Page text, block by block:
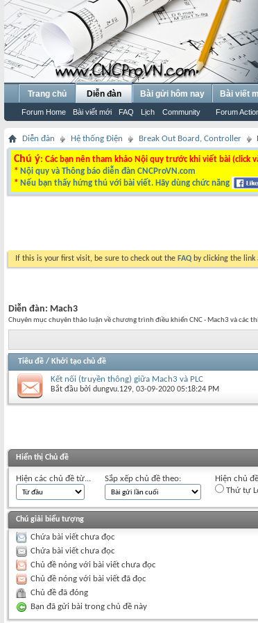
Trang chủ Diễn đàn
Forum Home Bài viết mới FAQ Lịch Community Forum
Bài gửi hôm nay Bài viết
Diễn đàn Hệ thống Điện Break Out Board, Controller
Chú ý: Các bạn nên tham khảo Nội quy trước khi viết bài (click
* Nội quy và Thông báo diễn đàn CNCProVN.com
* Nếu bạn thấy hứng thú với bài viết. Hãy dùng chức năng
If this is your first visit, be sure to check out the FAQ by clicking the link
Diễn đàn: Mach3
Chuyên mục chuyên thảo luận về chương trình điều khiển CNC - Mach3 và các
Tiêu đề / Khởi tạo chủ đề
Kết nối (truyền thông) giữa Mach3 và PLC
Bắt đầu bởi dungvu.129‎, 03-09-2020 05:18:24 PM
Hiển thị Chủ đề
Hiện các chủ đề từ... Sắp xếp chủ đề theo:
Hiện chủ
Thứ tự
Chú giải biểu tượng
Chứa bài viết chưa đọc
Chứa bài viết chưa đọc
Chủ đề nóng với bài viết chưa đọc
Chủ đề nóng với bài viết đã đọc
Chủ đề đã đóng
Bạn đã gửi bài trong chủ đề này